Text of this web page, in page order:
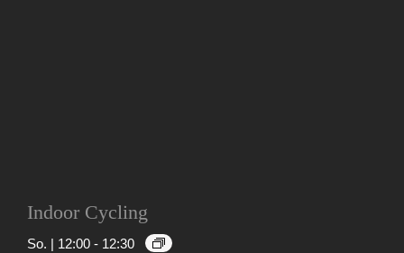
Indoor Cycling
So. | 12:00 - 12:30